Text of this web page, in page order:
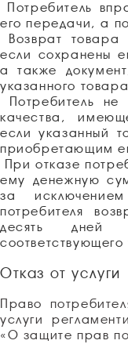
Потребитель
его передачи, а
Возврат товара
если сохранены
а также
указанного
Потребитель не
качества,
если указанный
приобретающим
При отказе
ему денежную
за
потребителя
десять дней
соответствующего
Отказ от услуги
Право
услуги
«О защите прав